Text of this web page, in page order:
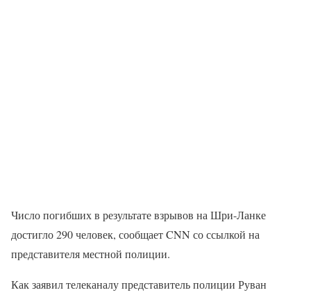
Число погибших в результате взрывов на Шри-Ланке
достигло 290 человек, сообщает CNN со ссылкой на
представителя местной полиции.
Как заявил телеканалу представитель полиции Руван